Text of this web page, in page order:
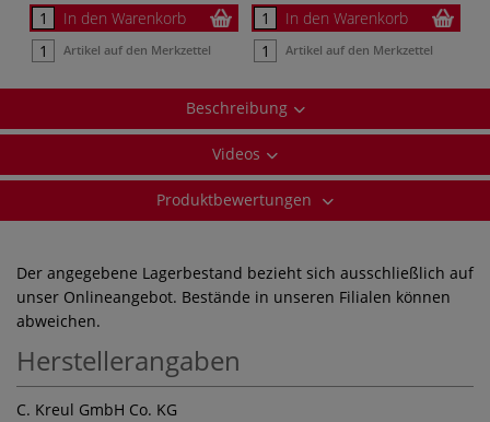
In den Warenkorb
Artikel auf den Merkzettel
In den Warenkorb
Artikel auf den Merkzettel
Beschreibung
Videos
Produktbewertungen
Der angegebene Lagerbestand bezieht sich ausschließlich auf
unser Onlineangebot. Bestände in unseren Filialen können
abweichen.
Herstellerangaben
C. Kreul GmbH Co. KG